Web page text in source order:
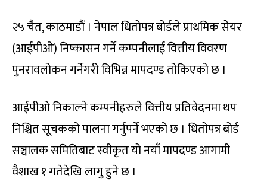
२५ चैत, काठमाडौं । नेपाल धितोपत्र बोर्डले प्राथमिक सेयर
(आईपीओ) निष्कासन गर्ने कम्पनीलाई वित्तीय विवरण
पुनरावलोकन गर्नेगरी विभिन्न मापदण्ड तोकिएको छ ।
आईपीओ निकाल्ने कम्पनीहरुले वित्तीय प्रतिवेदनमा थप
निश्चित सूचकको पालना गर्नुपर्ने भएको छ । धितोपत्र बोर्ड
सञ्चालक समितिबाट स्वीकृत यो नयाँ मापदण्ड आगामी
वैशाख १ गतेदेखि लागु हुने छ ।